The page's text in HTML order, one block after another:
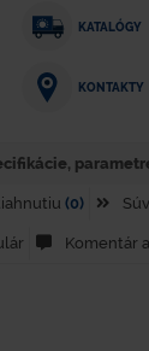
KATALÓGY
KONTAKTY
(0)
Komentár